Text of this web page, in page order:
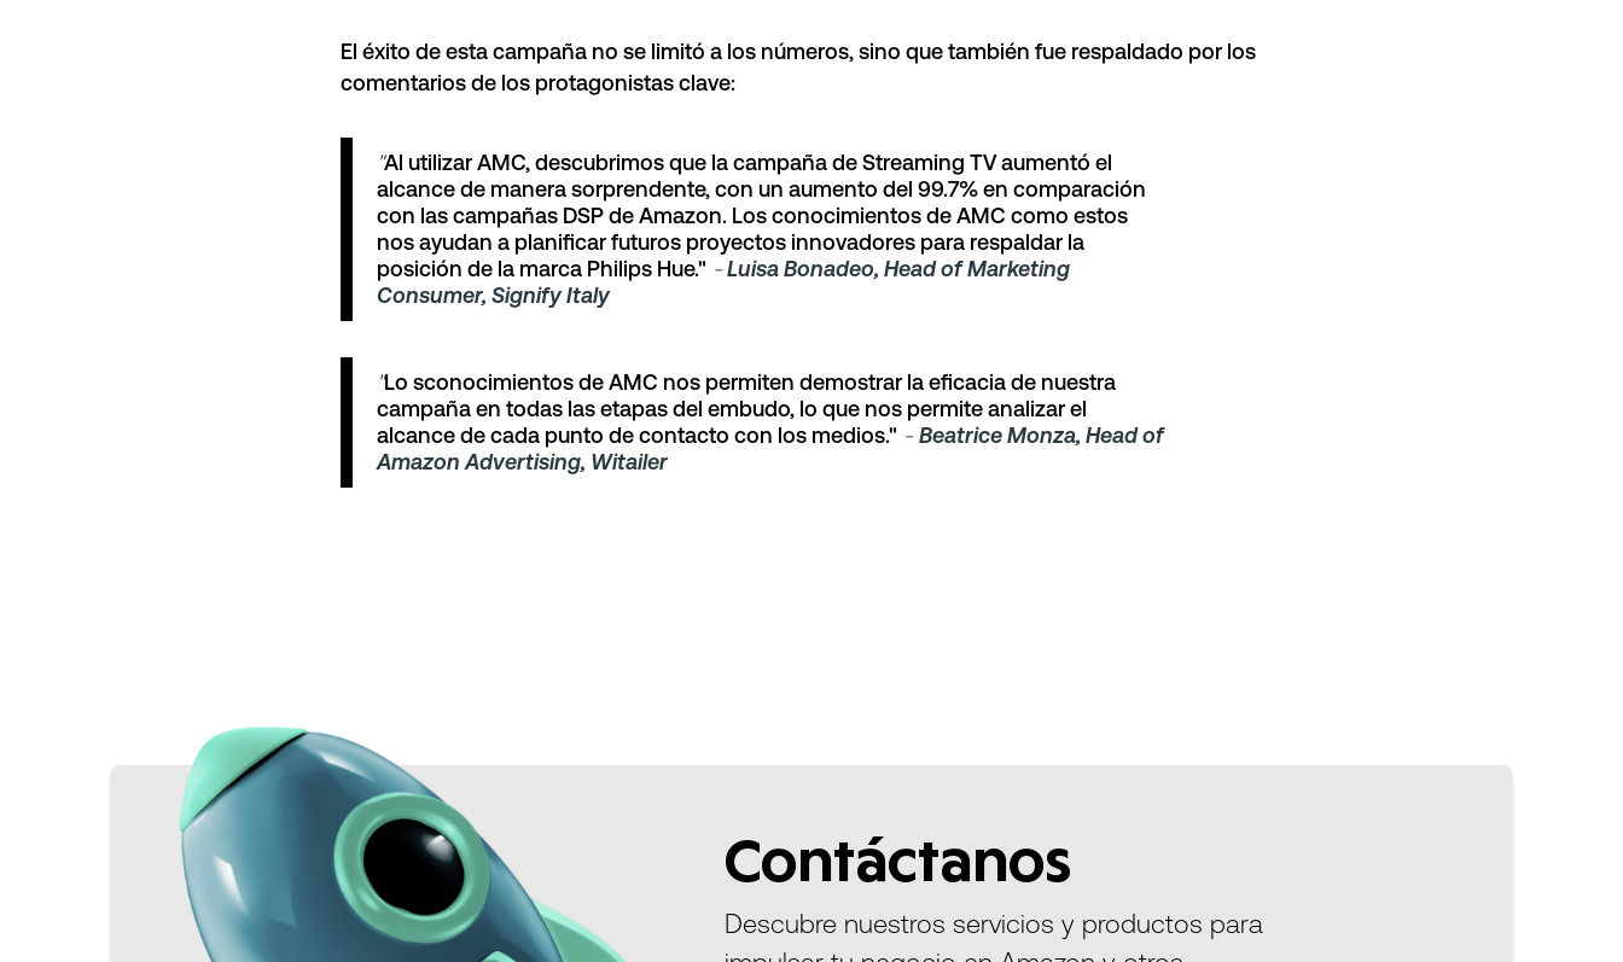
El éxito de esta campaña no se limitó a los números, sino que también fue respaldado por los
comentarios de los protagonistas clave:
"Al utilizar AMC, descubrimos que la campaña de Streaming TV aumentó el
alcance de manera sorprendente, con un aumento del 99.7% en comparación
con las campañas DSP de Amazon. Los conocimientos de AMC como estos
nos ayudan a planificar futuros proyectos innovadores para respaldar la
posición de la marca Philips Hue." -Luisa Bonadeo, Head of Marketing
Consumer, Signify Italy
"Lo sconocimientos de AMC nos permiten demostrar la eficacia de nuestra
campaña en todas las etapas del embudo, lo que nos permite analizar el
alcance de cada punto de contacto con los medios." -Beatrice Monza, Head of
Amazon Advertising, Witailer
Contáctanos
Descubre nuestros servicios y productos para